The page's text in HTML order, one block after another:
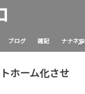
ブログ 雑記 ナナネ
ホーム化させ